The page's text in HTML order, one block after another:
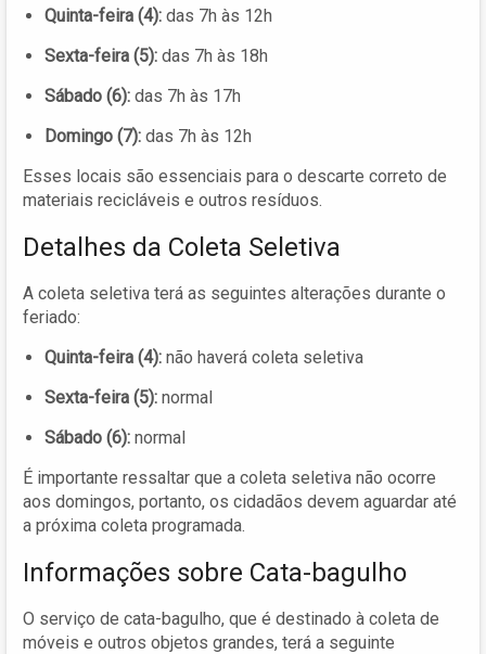
Quinta-feira (4): das 7h às 12h
Sexta-feira (5): das 7h às 18h
Sábado (6): das 7h às 17h
Domingo (7): das 7h às 12h
Esses locais são essenciais para o descarte correto de
materiais recicláveis e outros resíduos.
Detalhes da Coleta Seletiva
A coleta seletiva terá as seguintes alterações durante o
feriado:
Quinta-feira (4): não haverá coleta seletiva
Sexta-feira (5): normal
Sábado (6): normal
É importante ressaltar que a coleta seletiva não ocorre
aos domingos, portanto, os cidadãos devem aguardar até
a próxima coleta programada.
Informações sobre Cata-bagulho
O serviço de cata-bagulho, que é destinado à coleta de
móveis e outros objetos grandes, terá a seguinte